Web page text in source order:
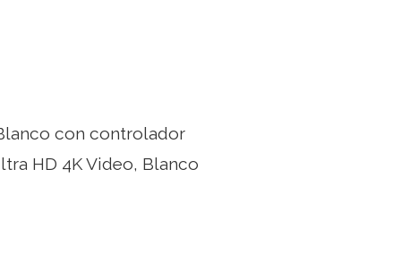
con controlador
HD 4K Video, Blanco